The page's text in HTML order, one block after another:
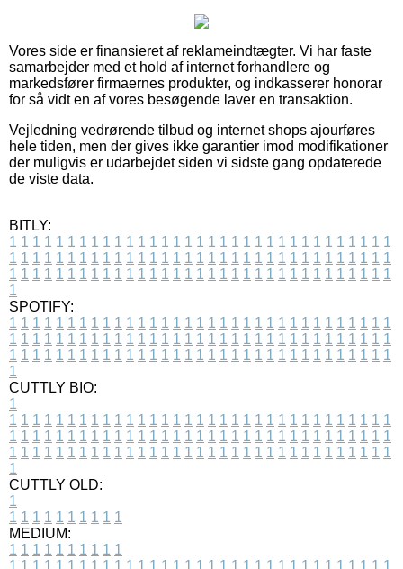
Vores side er finansieret af reklameindtægter. Vi har faste
samarbejder med et hold af internet forhandlere og
markedsfører firmaernes produkter, og indkasserer honorar
for så vidt en af vores besøgende laver en transaktion.
Vejledning vedrørende tilbud og internet shops ajourføres
hele tiden, men der gives ikke garantier imod modifikationer
der muligvis er udarbejdet siden vi sidste gang opdaterede
de viste data.
BITLY:
1 1 1 1 1 1 1 1 1 1 1 1 1 1 1 1 1 1 1 1 1 1 1 1 1 1 1 1 1 1 1 1 1
1 1 1 1 1 1 1 1 1 1 1 1 1 1 1 1 1 1 1 1 1 1 1 1 1 1 1 1 1 1 1 1 1
1 1 1 1 1 1 1 1 1 1 1 1 1 1 1 1 1 1 1 1 1 1 1 1 1 1 1 1 1 1 1 1 1
1
SPOTIFY:
1 1 1 1 1 1 1 1 1 1 1 1 1 1 1 1 1 1 1 1 1 1 1 1 1 1 1 1 1 1 1 1 1
1 1 1 1 1 1 1 1 1 1 1 1 1 1 1 1 1 1 1 1 1 1 1 1 1 1 1 1 1 1 1 1 1
1 1 1 1 1 1 1 1 1 1 1 1 1 1 1 1 1 1 1 1 1 1 1 1 1 1 1 1 1 1 1 1 1
1
CUTTLY BIO:
1
1 1 1 1 1 1 1 1 1 1 1 1 1 1 1 1 1 1 1 1 1 1 1 1 1 1 1 1 1 1 1 1 1
1 1 1 1 1 1 1 1 1 1 1 1 1 1 1 1 1 1 1 1 1 1 1 1 1 1 1 1 1 1 1 1 1
1 1 1 1 1 1 1 1 1 1 1 1 1 1 1 1 1 1 1 1 1 1 1 1 1 1 1 1 1 1 1 1 1
1
CUTTLY OLD:
1
1 1 1 1 1 1 1 1 1 1
MEDIUM:
1 1 1 1 1 1 1 1 1 1
1 1 1 1 1 1 1 1 1 1 1 1 1 1 1 1 1 1 1 1 1 1 1 1 1 1 1 1 1 1 1 1 1